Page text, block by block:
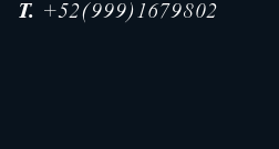
T. +52(999)1679802